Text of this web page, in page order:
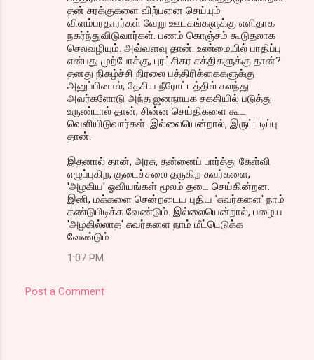
தன் சரக்குகளை விற்பனை செய்யும்
விளம்பரதாரர்கள் வேறு ஊடகங்களுக்கு எளிதாக
நகர்ந்துவிடுவார்கள். பணம் கொஞ்சம் கூடுதலாக
செலவழியும். அவ்வளவு தான். உண்மையில் பாதிப்பு
என்பது முற்போக்கு, புரட்சிகர சக்திகளுக்கு தான்?
தனது நிகழ்ச்சி நிரலை பத்திரிக்கைகளுக்கு
அனுப்பினால், தேசிய நீரோட்டத்தில் கலந்து
அவர்களோடு அந்த ஜனநாயக சகதியில் படுத்து
உருண்டால் தான், சின்ன செய்திகளை கூட
வெளியிடுவார்கள். இல்லையென்றால், இருட்டடிப்பு
தான்.
இதனால் தான், அரசு, தன்னைப் பார்த்து கேள்வி
எழுப்புகிற, குடைச்சலை தருகிற சுவர்களை,
'அழகிய' ஓவியங்கள் மூலம் தடை செய்கின்றன.
இனி, மக்களை சென்றடைய புதிய 'சுவர்களை' நாம்
கண்டுபிடிக்க வேண்டும். இல்லையென்றால், பழைய
'அழகில்லாத' சுவர்களை நாம் மீட்டெடுக்க
வேண்டும்.
1:07 PM
Post a Comment